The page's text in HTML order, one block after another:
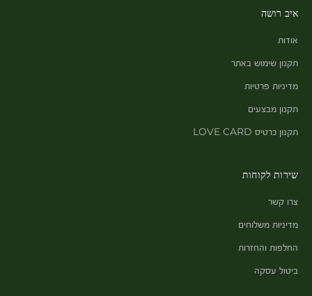
איב רושה
אודות
תקנון שימוש באתר
מדיניות פרטיות
תקנון מבצעים
תקנון כרטיס LOVE CARD
שירות לקוחות
צרו קשר
מדיניות משלוחים
החלפות והחזרות
ביטול עסקה